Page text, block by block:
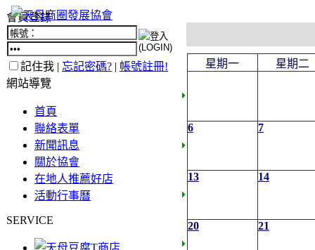
會員登錄
記住我 | 忘記密碼? | 帳號註冊!
網站導覽
首頁
聯絡表單
新聞訊息
關於協會
在地人推薦好店
活動行事曆
SERVICE
星期一 星期二
6 7
13 14
20 21